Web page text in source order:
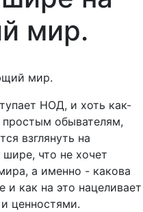
мир.
мир.
НОД, и хоть как-
простым обывателям,
взглянуть на
что не хочет
а именно - какова
и как на это нацеливает
ценностями.